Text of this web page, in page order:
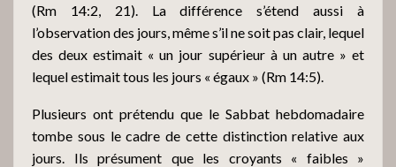
(Rm 14:2, 21). La différence s’étend aussi à
l’observation des jours, même s’il ne soit pas clair, lequel
des deux estimait « un jour supérieur à un autre » et
lequel estimait tous les jours « égaux » (Rm 14:5).
Plusieurs ont prétendu que le Sabbat hebdomadaire
tombe sous le cadre de cette distinction relative aux
jours. Ils présument que les croyants « faibles »